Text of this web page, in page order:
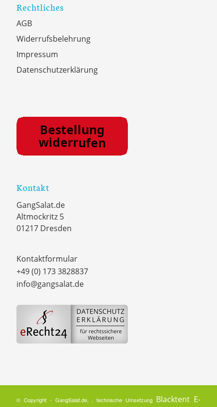
Rechtliches
AGB
Widerrufsbelehrung
Impressum
Datenschutzerklärung
Kontakt
GangSalat.de
Altmockritz 5
01217 Dresden
Kontaktformular
+49 (0) 173 3828837
info@gangsalat.de
© Copyright - GangSalat.de, , technische Umsetzung Blacktent E-